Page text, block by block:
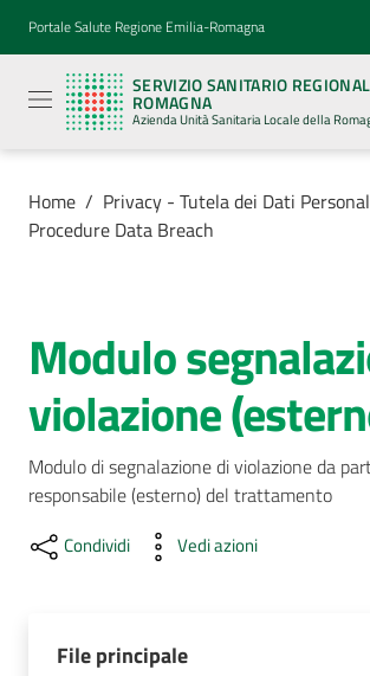
Vai al contenuto
Vai alla navigazione
Vai al footer
Portale Salute Regione Emilia-Romagna
SERVIZIO SANITARIO
ROMAGNA
Azienda Unità Sanitaria Locale della
Sanitario
Regionale
Emilia-
Romagna
Azienda
Sanitaria
Locale della
Romagna
Servizi
Luoghi
di
cura
Home / Privacy - Tutela dei Dati
Procedure Data Breach
Modulo
violazione
Modulo di segnalazione di violazione da
responsabile (esterno) del trattamento
Condividi Vedi azioni
File principale